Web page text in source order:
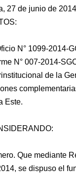
27 de junio de 2014
N° 1099-2014-
N° 007-2014-
de la
Este.
Que mediante
se dispuso el